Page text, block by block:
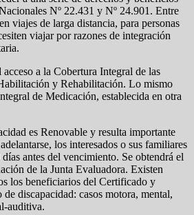
Nº 22.431 y Nº 24.901. Entre
viajes de larga distancia, para personas
viajar por razones de integración
a la Cobertura Integral de las
y Rehabilitación. Lo mismo
de Medicación, establecida en otra
es Renovable y resulta importante
los interesados o sus familiares
antes del vencimiento. Se obtendrá el
de la Junta Evaluadora. Existen
los beneficiarios del Certificado y
discapacidad: casos motora, mental,
auditiva.